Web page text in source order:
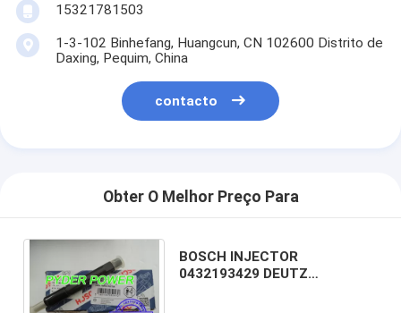
15321781503
1-3-102 Binhefang, Huangcun, CN 102600 Distrito de
Daxing, Pequim, China
contacto
Obter O Melhor Preço Para
BOSCH INJECTOR
0432193429 DEUTZ